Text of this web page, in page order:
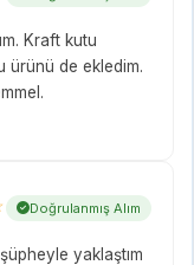
Kraft kutu
ürünü de ekledim.
Doğrulanmış Alım
yaklaştım